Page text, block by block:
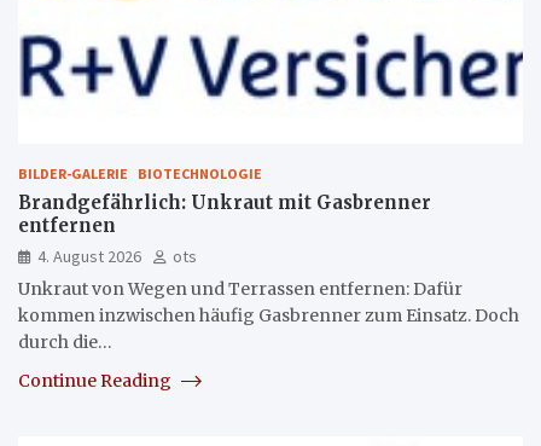
BILDER-GALERIE BIOTECHNOLOGIE
Brandgefährlich: Unkraut mit Gasbrenner
entfernen
4. August 2026
ots
Unkraut von Wegen und Terrassen entfernen: Dafür
kommen inzwischen häufig Gasbrenner zum Einsatz. Doch
durch die…
Continue Reading